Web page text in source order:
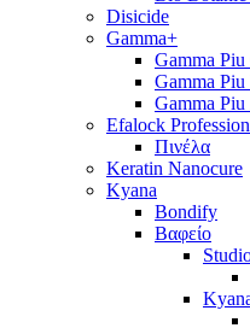
Disicide
Gamma+
Gamma
Gamma
Gamma Piu
Efalock
Πινέλα
Keratin Nanocure
Kyana
Bondify
Βαφείο